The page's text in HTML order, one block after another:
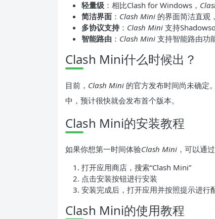
轻量级 ：相比Clash for Windows，
简洁界面 ： Clash Mini 的界面简洁直观
多协议支持： Clash Mini 支持
智能路由 ： Clash Mini 支持智能路由功
Clash Mini什么时候出？
目前， Clash Mini 的官方发布时间尚未确定
中，预计很快就会发布首个版本。
Clash Mini的安装教程
如果你想第一时间体验Clash Mini ，可以通
打开应用商店，搜索“Clash Mini”
点击安装按钮进行安装
安装完成后，打开应用并按照提示进行
Clash Mini的使用教程